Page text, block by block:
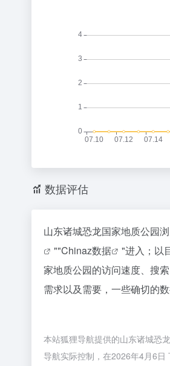
数据评估
山东诸城恐龙国家地质公园
""Chinaz数据
"进入；以
家地质公园的访问速度、搜
需求以及需要，一些确切的
本站狐狸导航提供的山东诸城恐
导航实际控制，在2026年4月6日